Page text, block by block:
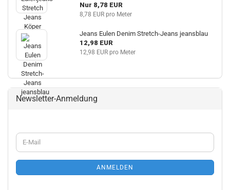
Nur 8,78 EUR
8,78 EUR pro Meter
Jeans Eulen Denim Stretch-Jeans jeansblau
12,98 EUR
12,98 EUR pro Meter
Newsletter-Anmeldung
WEITER
ZUR
NEWSLETTER-
ANMELDUNG
E-
Mail
ANMELDEN